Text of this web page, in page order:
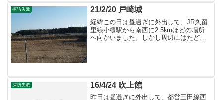
探訪失敗 21/2/20 戸崎城
経緯この日は昼過ぎに外出して、JR久留
里線小櫃駅から南西に2.5kmほどの場所
へ向かいました。しかし周辺にはたどり
探訪失敗 16/4/24 吹上館
昨日は昼過ぎに外出して、都営三田線西